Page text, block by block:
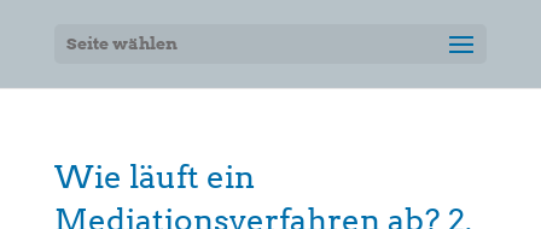
Seite wählen
Wie läuft ein
Mediationsverfahren ab? 2.